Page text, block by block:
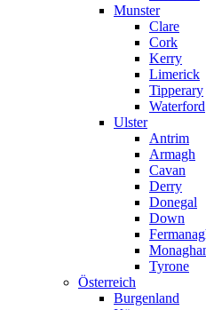
Munster
Clare
Cork
Kerry
Limerick
Tipperary
Waterford
Ulster
Antrim
Armagh
Cavan
Derry
Donegal
Down
Tyrone
Österreich
Burgenland